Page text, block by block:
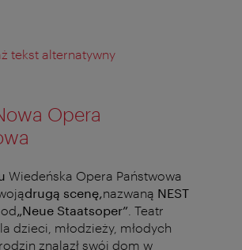
tekst alternatywny
Opera
Wiedeńska Opera Państwowa
drugą scenę, nazwaną NEST
„Neue Staatsoper” Teatr
dzieci, młodzieży, młodych
znalazł swój dom w